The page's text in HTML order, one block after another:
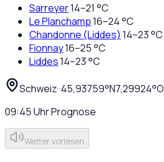
Sarreyer14–21 °C
Le Planchamp16–24°C
Chandonne (Liddes) 14–23°C
Fionnay16–25°C
Liddes14–23°C
Schweiz··45,93759°N7,29924°O
09:45UhrPrognose
Wetter vorlesen